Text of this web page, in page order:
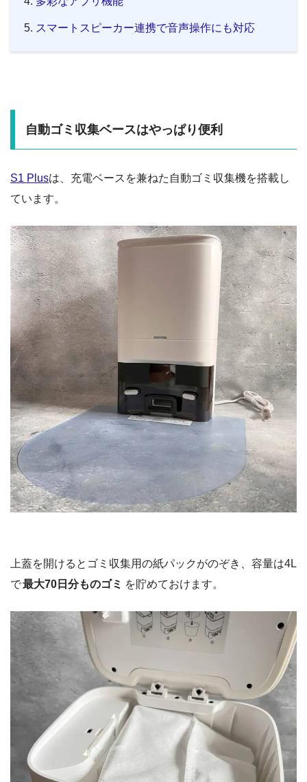
スマートスピーカー連携で音声操作にも対応
自動ゴミ収集ベースはやっぱり便利
S1 Plusは、充電ベースを兼ねた自動ゴミ収集機を搭載し
ています。
上蓋を開けるとゴミ収集用の紙パックがのぞき、容量は4L
で最大70日分ものゴミ を貯めておけます。